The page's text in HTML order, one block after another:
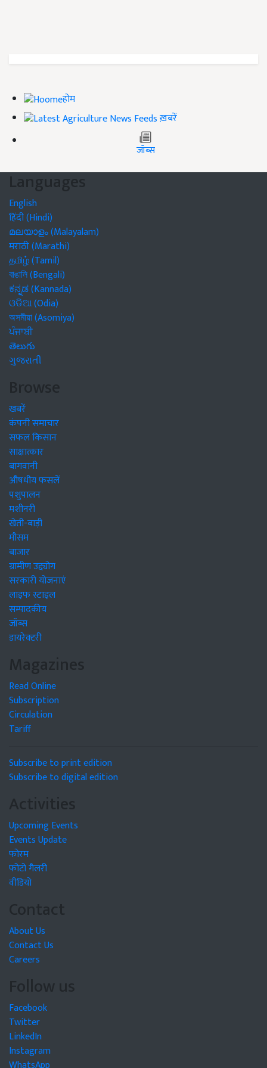
होम
ख़बरें
जॉब्स
Languages
English
हिंदी (Hindi)
മലയാളം (Malayalam)
मराठी (Marathi)
தமிழ் (Tamil)
বাঙালি (Bengali)
ಕನ್ನಡ (Kannada)
ଓଡିଆ (Odia)
অসমীয়া (Asomiya)
ਪੰਜਾਬੀ
తెలుగు
ગુજરાતી
Browse
खबरें
कंपनी समाचार
सफल किसान
साक्षात्कार
बागवानी
औषधीय फसलें
पशुपालन
मशीनरी
खेती-बाड़ी
मौसम
बाजार
ग्रामीण उद्द्योग
सरकारी योजनाएं
लाइफ स्टाइल
सम्पादकीय
जॉब्स
डायरेक्टरी
Magazines
Read Online
Subscription
Circulation
Tariff
Subscribe to print edition
Subscribe to digital edition
Activities
Upcoming Events
Events Update
फोरम
फोटो गैलरी
वीडियो
Contact
About Us
Contact Us
Careers
Follow us
Facebook
Twitter
LinkedIn
Instagram